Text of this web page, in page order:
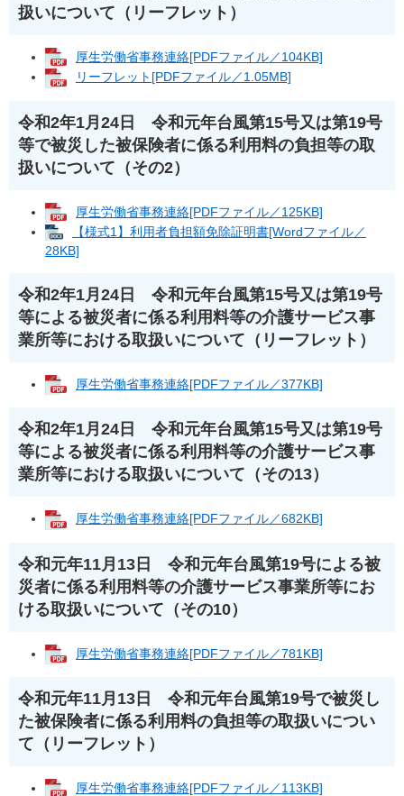
扱いについて（リーフレット）
厚生労働省事務連絡[PDFファイル／104KB]
リーフレット[PDFファイル／1.05MB]
令和2年1月24日 令和元年台風第15号又は第19号
等で被災した被保険者に係る利用料の負担等の取
扱いについて（その2）
厚生労働省事務連絡[PDFファイル／125KB]
【様式1】利用者負担額免除証明書[Wordファイル／
28KB]
令和2年1月24日 令和元年台風第15号又は第19号
等による被災者に係る利用料等の介護サービス事
業所等における取扱いについて（リーフレット）
厚生労働省事務連絡[PDFファイル／377KB]
令和2年1月24日 令和元年台風第15号又は第19号
等による被災者に係る利用料等の介護サービス事
業所等における取扱いについて（その13）
厚生労働省事務連絡[PDFファイル／682KB]
令和元年11月13日 令和元年台風第19号による被
災者に係る利用料等の介護サービス事業所等にお
ける取扱いについて（その10）
厚生労働省事務連絡[PDFファイル／781KB]
令和元年11月13日 令和元年台風第19号で被災し
た被保険者に係る利用料の負担等の取扱いについ
て（リーフレット）
厚生労働省事務連絡[PDFファイル／113KB]